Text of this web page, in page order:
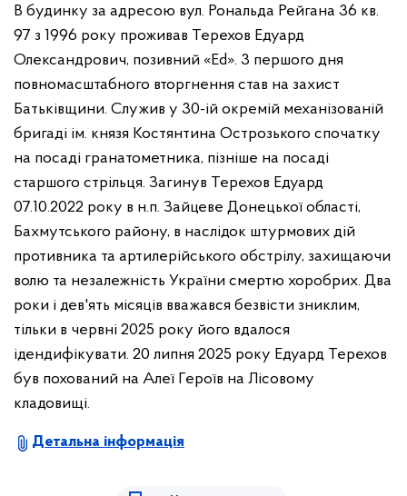
В будинку за адресою вул. Рональда Рейгана 36 кв.
97 з 1996 року проживав Терехов Едуард
Олександрович, позивний «Ed». 3 першого дня
повномасштабного вторгнення став на захист
Батьківщини. Служив у 30-ій окремій механізованій
бригаді ім. князя Костянтина Острозького спочатку
на посаді гранатометника, пізніше на посаді
старшого стрільця. Загинув Терехов Едуард
07.10.2022 року в н.п. Зайцеве Донецької області,
Бахмутського району, в наслідок штурмових дій
противника та артилерійського обстрілу, захищаючи
волю та незалежність України смертю хоробрих. Два
роки і дев'ять місяців вважався безвісти зниклим,
тільки в червні 2025 року його вдалося
ідендифікувати. 20 липня 2025 року Едуард Терехов
був похований на Алеї Героїв на Лісовому
кладовищі.
Детальна інформація